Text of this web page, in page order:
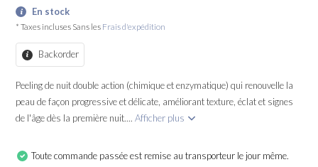
En stock
* Taxes incluses Sans les Frais d'expédition
Backorder
Peeling de nuit double action (chimique et enzymatique) qui renouvelle la
peau de façon progressive et délicate, améliorant texture, éclat et signes
de l'âge dès la première nuit....Afficher plus
Toute commande passée est remise au transporteur le jour même.